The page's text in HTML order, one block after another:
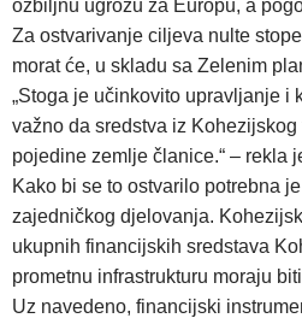
ozbiljnu ugrozu za Europu, a
Za ostvarivanje ciljeva nulte
morat će, u skladu sa Zelenim
„Stoga je učinkovito upravljanje i
važno da sredstva iz
pojedine zemlje članice.“ – rekla
Kako bi se to ostvarilo potrebna
zajedničkog djelovanja.
ukupnih financijskih sredstava
prometnu infrastrukturu moraju
Uz navedeno, financijski